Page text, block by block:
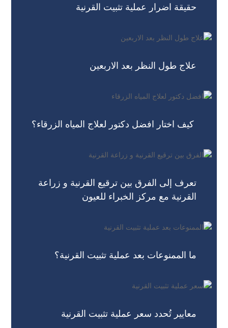
حقيقة اضرار عملية تثبيت القرنية
علاج طول النظر بعد الاربعين
كيف اختار افضل دكتور لعلاج المياه الزرقاء؟
تعرف إلى الفرق بين ترقيع القرنية و زراعة
القرنية مع مركز الخبراء للعيون
ما الممنوعات بعد عملية تثبيت القرنية؟
معايير تُحدد سعر عملية تثبيت القرنية